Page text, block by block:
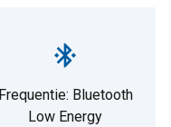
Frequentie: Bluetooth
Low Energy